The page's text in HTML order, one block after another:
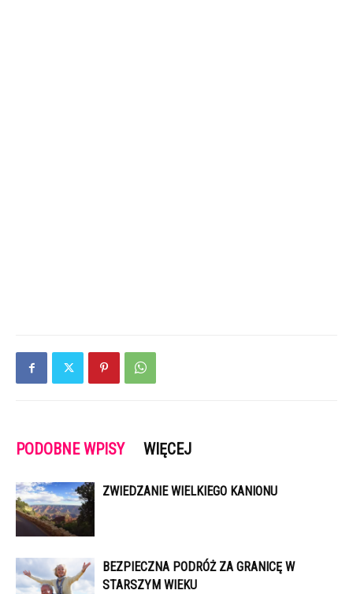
PODOBNE WPISY WIĘCEJ
ZWIEDZANIE WIELKIEGO KANIONU
BEZPIECZNA PODRÓŻ ZA GRANICĘ W
STARSZYM WIEKU